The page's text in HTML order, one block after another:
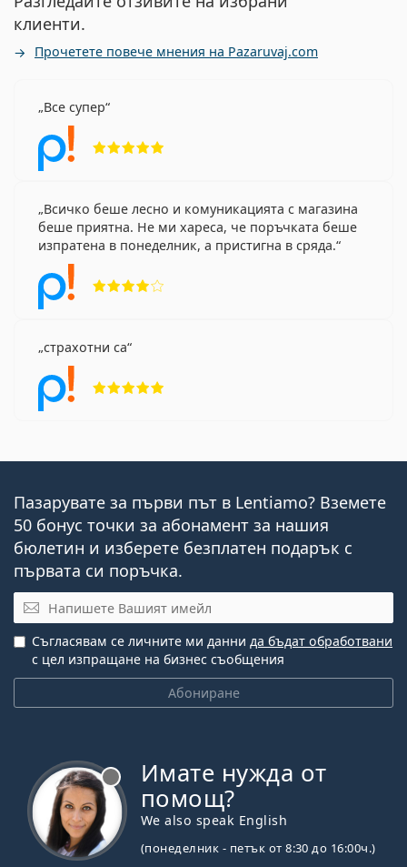
клиенти.
Прочетете повече мнения на Pazaruvaj.com
Все супер
Всичко беше лесно и комуникацията с магазина
беше приятна. Не ми хареса, че поръчката беше
изпратена в понеделник, а пристигна в сряда.
страхотни са
Пазарувате за първи път в Lentiamo? Вземете
50 бонус точки за абонамент за нашия
бюлетин и изберете безплатен подарък с
първата си поръчка.
Имейл
Абониране
Съгласявам се личните ми данни да бъдат обработвани
с цел изпращане на бизнес съобщения
Имате нужда от
помощ?
We also speak English
(понеделник - петък от 8:30 до 16:00ч.)